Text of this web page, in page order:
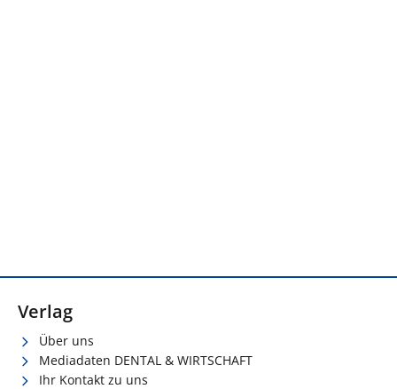
Verlag
Über uns
Mediadaten DENTAL & WIRTSCHAFT
Ihr Kontakt zu uns